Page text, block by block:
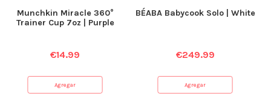
Munchkin Miracle 360°
Trainer Cup 7oz | Purple
€14.99
Agregar
BÉABA Babycook Solo | White
€249.99
Agregar